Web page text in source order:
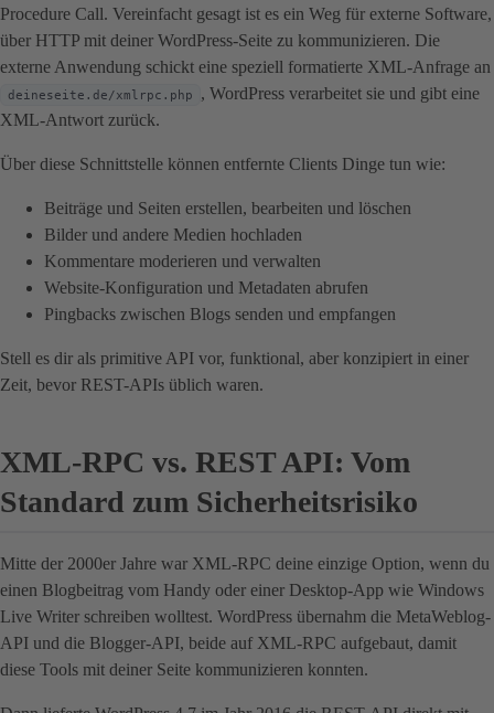
Procedure Call. Vereinfacht gesagt ist es ein Weg für externe Software,
über HTTP mit deiner WordPress-Seite zu kommunizieren. Die
externe Anwendung schickt eine speziell formatierte XML-Anfrage an
deineseite.de/xmlrpc.php
, WordPress verarbeitet sie und gibt eine
XML-Antwort zurück.
Über diese Schnittstelle können entfernte Clients Dinge tun wie:
Beiträge und Seiten erstellen, bearbeiten und löschen
Bilder und andere Medien hochladen
Kommentare moderieren und verwalten
Website-Konfiguration und Metadaten abrufen
Pingbacks zwischen Blogs senden und empfangen
Stell es dir als primitive API vor, funktional, aber konzipiert in einer
Zeit, bevor REST-APIs üblich waren.
XML-RPC vs. REST API: Vom
Standard zum Sicherheitsrisiko
Mitte der 2000er Jahre war XML-RPC deine einzige Option, wenn du
einen Blogbeitrag vom Handy oder einer Desktop-App wie Windows
Live Writer schreiben wolltest. WordPress übernahm die MetaWeblog-
API und die Blogger-API, beide auf XML-RPC aufgebaut, damit
diese Tools mit deiner Seite kommunizieren konnten.